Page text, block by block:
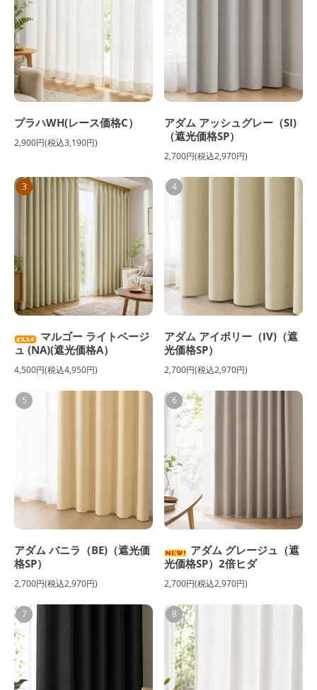
プラハWH(レース価格C）
2,900円(税込3,190円)
アダム アッシュグレー（SI)
（遮光価格SP）
2,700円(税込2,970円)
3
マルゴー ライトベージ
ュ (NA)(遮光価格A）
4,500円(税込4,950円)
4
アダム アイボリー（IV)（遮
光価格SP）
2,700円(税込2,970円)
5
アダム バニラ（BE)（遮光価
格SP）
2,700円(税込2,970円)
6
アダム グレージュ（遮
光価格SP）2倍ヒダ
2,700円(税込2,970円)
7 8